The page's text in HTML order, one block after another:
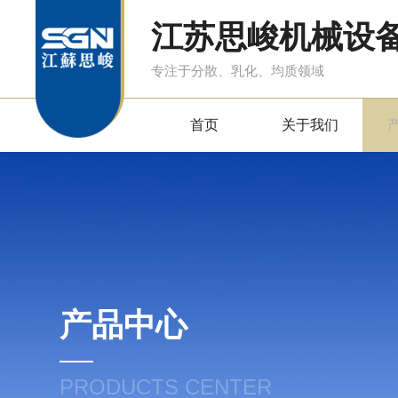
江苏思峻机械设
专注于分散、乳化、均质领域
首页 关于我们
产品中心
PRODUCTS CENTER